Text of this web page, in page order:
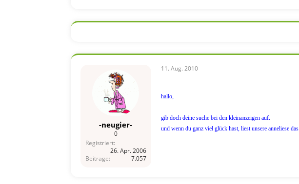
-neugier-
0
Registriert
26. Apr. 2006
Beiträge
7.057
11. Aug. 2010
hallo,
gib doch deine suche bei den kleinanzeigen auf.
und wenn du ganz viel glück hast, liest unsere anneliese das.